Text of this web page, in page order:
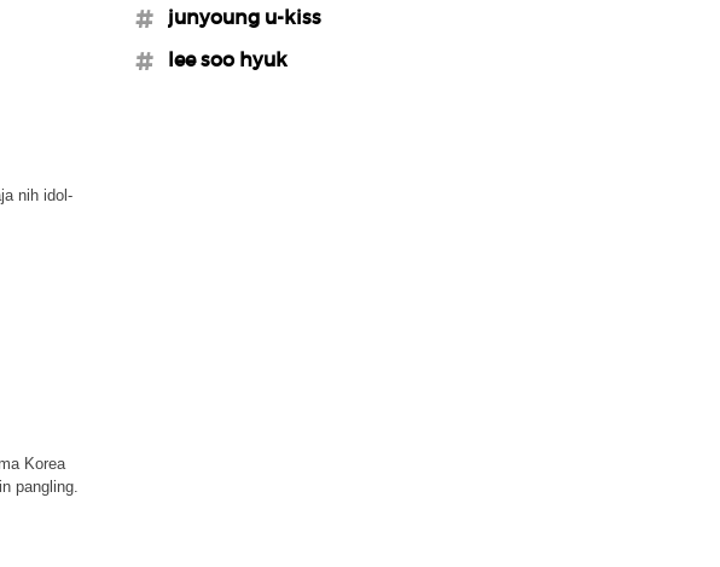
nih idol-
Korea
pangling.
#junyoung u-kiss
#lee soo hyuk